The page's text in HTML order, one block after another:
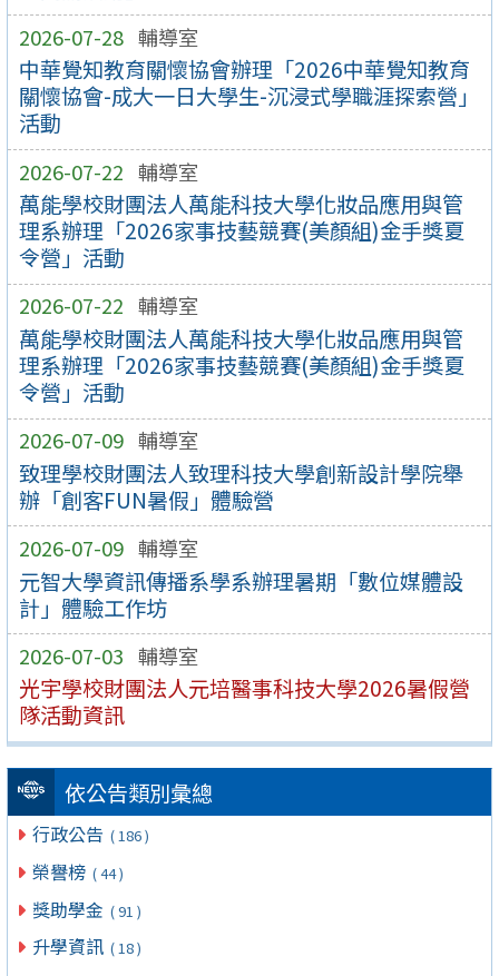
2026-07-28 輔導室
中華覺知教育關懷協會辦理「2026中華覺知教育
關懷協會-成大一日大學生-沉浸式學職涯探索營」
活動
2026-07-22 輔導室
萬能學校財團法人萬能科技大學化妝品應用與管
理系辦理「2026家事技藝競賽(美顏組)金手獎夏
令營」活動
2026-07-22 輔導室
萬能學校財團法人萬能科技大學化妝品應用與管
理系辦理「2026家事技藝競賽(美顏組)金手獎夏
令營」活動
2026-07-09 輔導室
致理學校財團法人致理科技大學創新設計學院舉
辦「創客FUN暑假」體驗營
2026-07-09 輔導室
元智大學資訊傳播系學系辦理暑期「數位媒體設
計」體驗工作坊
2026-07-03 輔導室
光宇學校財團法人元培醫事科技大學2026暑假營
隊活動資訊
依公告類別彙總
行政公告 ( 186 )
榮譽榜 ( 44 )
獎助學金 ( 91 )
升學資訊 ( 18 )